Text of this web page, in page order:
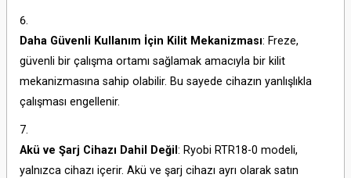
Daha Güvenli Kullanım İçin Kilit Mekanizması: Freze,
güvenli bir çalışma ortamı sağlamak amacıyla bir kilit
mekanizmasına sahip olabilir. Bu sayede cihazın yanlışlıkla
çalışması engellenir.
Akü ve Şarj Cihazı Dahil Değil : Ryobi RTR18-0 modeli,
yalnızca cihazı içerir. Akü ve şarj cihazı ayrı olarak satın